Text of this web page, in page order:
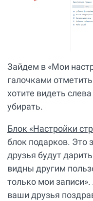
Зайдем в «Мои
галочками
хотите видеть
убирать.
Блок «Настройки
блок подарков. Это
друзья будут
видны другим
только мои
ваши друзья